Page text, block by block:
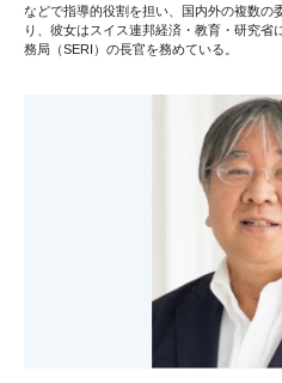
などで指導的役割を担い、国内外の複数の
り、彼女はスイス連邦経済・教育・研究
務局（SERI）の長官を務めている。